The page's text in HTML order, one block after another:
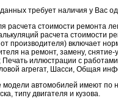
требует наличия у Вас
расчета стоимости ремонта
расчета стоимости
производителя) включает
на ремонт, замену,
Печать иллюстрации с
агрегат, Шасси, Общая
модели автомобилей имеют по
типу двигателя и кузова.